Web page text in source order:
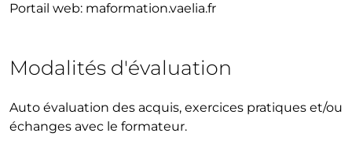
Portail web: maformation.vaelia.fr
Modalités d'évaluation
Auto évaluation des acquis, exercices pratiques et/ou
échanges avec le formateur.